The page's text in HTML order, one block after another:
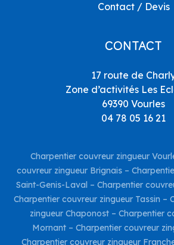
Contact / Devis
CONTACT
17 route de
Zone d’activités Les
69390 Vourles
04 78 05 16 21
Charpentier couvreur zingueur
couvreur zingueur Brignais–
Saint-Genis-Laval – Charpentier
Charpentier couvreur zingueur Tassin –
zingueur Chaponost– Charpentier
Mornant – Charpentier couvreur
Charpentier couvreur zingueur